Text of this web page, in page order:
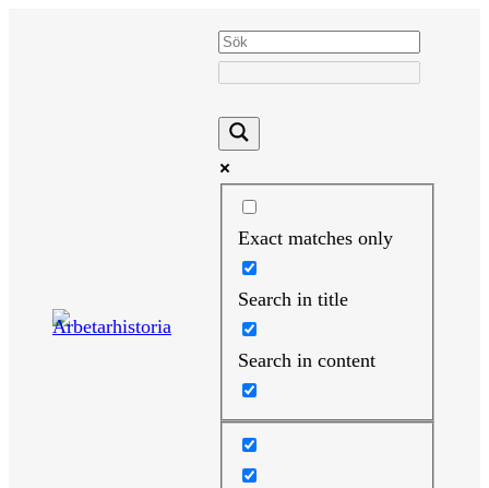
Exact matches only
Search in title
Search in content